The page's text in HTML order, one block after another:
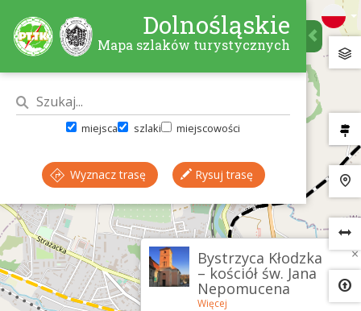
×
Bystrzyca Kłodzka
– kościół św. Jana
Nepomucena
Więcej
Dolnośląskie
Mapa szlaków turystycznych
miejsca szlaki miejscowości
Wyznacz trasę Rysuj trasę